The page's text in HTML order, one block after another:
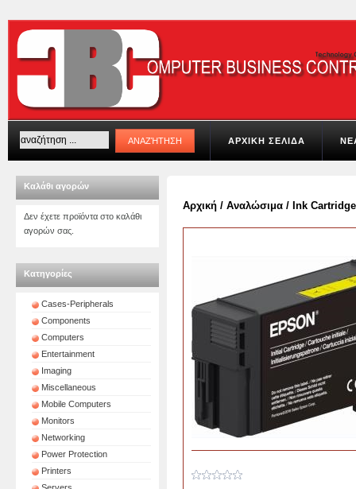
ΑΡΧΙΚΗ ΣΕΛΙΔΑ
Καλάθι αγορών
Δεν έχετε προϊόντα στο καλάθι
αγορών σας.
Κατηγορίες
Cases-Peripherals
Components
Computers
Entertainment
Imaging
Miscellaneous
Mobile Computers
Monitors
Networking
Power Protection
Printers
Αρχική / Αναλώσιμα / Ink Cartridge